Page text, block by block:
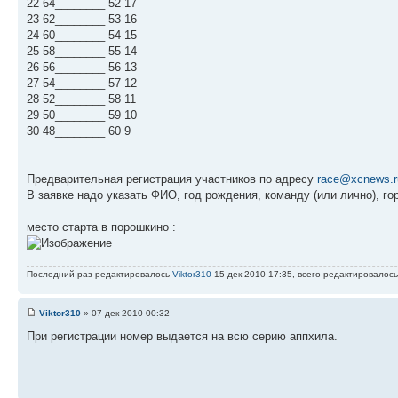
22 64________ 52 17
23 62________ 53 16
24 60________ 54 15
25 58________ 55 14
26 56________ 56 13
27 54________ 57 12
28 52________ 58 11
29 50________ 59 10
30 48________ 60 9
Предварительная регистрация участников по адресу
В заявке надо указать ФИО, год рождения, команду (или лично),
место старта в порошкино :
Последний раз редактировалось Viktor310 15 дек 2010 17:35, всего
Viktor310 » 07 дек 2010 00:32
При регистрации номер выдается на всю серию аппхила.